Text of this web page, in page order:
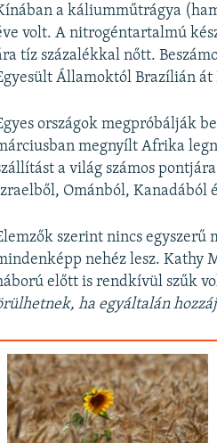
a káliumműtrágya
volt. A nitrogéntartalmú
tíz százalékkal nőtt.
Államoktól Brazílián át
országok megpróbálják
megnyílt Afrika
a világ számos
Ománból, Kanadából
szerint nincs egyszerű
nehéz lesz. Kathy
előtt is rendkívül szűk
ha egyáltalán